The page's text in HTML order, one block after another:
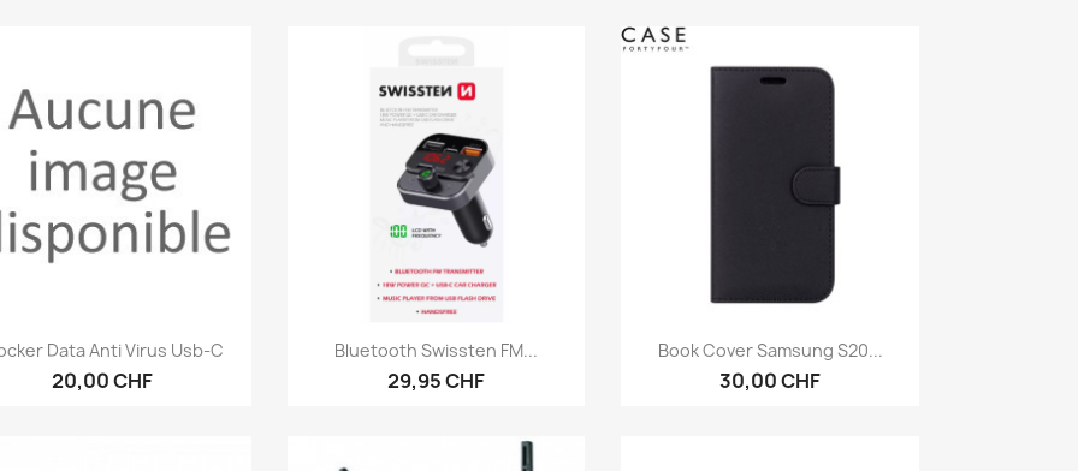
Aperçu rapide
Data Anti Virus Usb-C
20,00 CHF
Aperçu rapide
Bluetooth Swissten FM...
29,95 CHF
Aperçu rapide
Book Cover Samsung S20...
30,00 CHF